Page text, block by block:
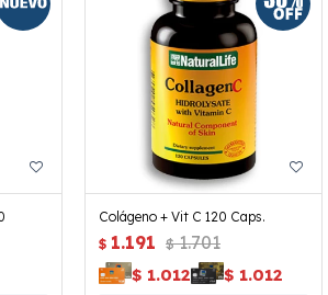
Colágeno + Vit C 120 Caps.
$ 1.191 $ 1.701
$ 1.012 $ 1.012